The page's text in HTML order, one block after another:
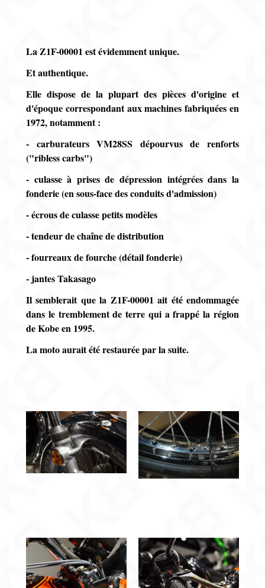
La Z1F-00001 est évidemment unique.
Et authentique.
Elle dispose de la plupart des pièces d'origine et
d'époque correspondant aux machines fabriquées en
1972, notamment :
- carburateurs VM28SS dépourvus de renforts
("ribless carbs")
- culasse à prises de dépression intégrées dans la
fonderie (en sous-face des conduits d'admission)
- écrous de culasse petits modèles
- tendeur de chaîne de distribution
- fourreaux de fourche (détail fonderie)
- jantes Takasago
Il semblerait que la Z1F-00001 ait été endommagée
dans le tremblement de terre qui a frappé la région
de Kobe en 1995.
La moto aurait été restaurée par la suite.